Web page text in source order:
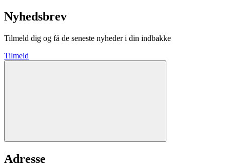
Nyhedsbrev
Tilmeld dig og få de seneste nyheder i din indbakke
Tilmeld
Adresse